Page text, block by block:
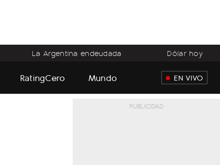
La Argentina endeudada Dólar hoy
RatingCero Mundo EN VIVO